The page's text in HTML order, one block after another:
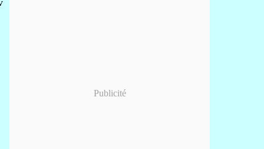
Publicité